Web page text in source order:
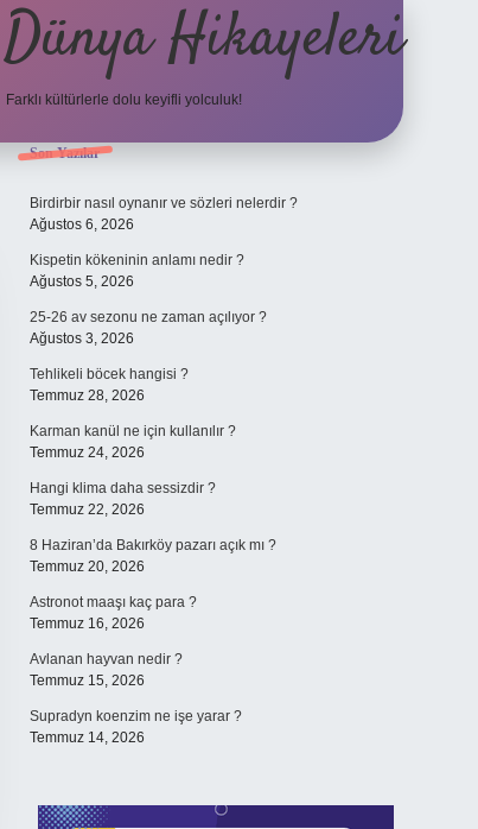
Hikayeleri
Farklı kültürlerle dolu keyifli yolculuk!
Sidebar
Son Yazılar
Birdirbir nasıl oynanır ve sözleri nelerdir ?
Ağustos 6, 2026
Kispetin kökeninin anlamı nedir ?
Ağustos 5, 2026
25-26 av sezonu ne zaman açılıyor ?
Ağustos 3, 2026
Tehlikeli böcek hangisi ?
Temmuz 28, 2026
Karman kanül ne için kullanılır ?
Temmuz 24, 2026
Hangi klima daha sessizdir ?
Temmuz 22, 2026
8 Haziran’da Bakırköy pazarı açık mı ?
Temmuz 20, 2026
Astronot maaşı kaç para ?
Temmuz 16, 2026
Avlanan hayvan nedir ?
Temmuz 15, 2026
Supradyn koenzim ne işe yarar ?
Temmuz 14, 2026